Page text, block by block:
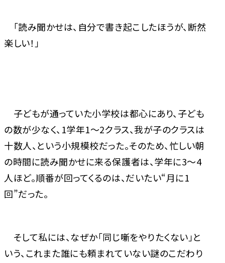
「読み聞かせは、自分で書き起こしたほうが、断然
楽しい！」
子どもが通っていた小学校は都心にあり、子ども
の数が少なく、1学年1～2クラス、我が子のクラスは
十数人、という小規模校だった。そのため、忙しい朝
の時間に読み聞かせに来る保護者は、学年に3～4
人ほど。順番が回ってくるのは、だいたい“月に1
回”だった。
そして私には、なぜか「同じ噺をやりたくない」と
いう、これまた誰にも頼まれていない謎のこだわり